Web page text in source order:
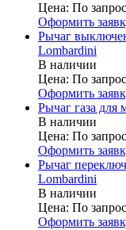
Цена: По
Оформить
Рычаг
Lombardini
В наличии
Цена: По
Оформить
Рычаг газа для
В наличии
Цена: По
Оформить
Рычаг
Lombardini
В наличии
Цена: По
Оформить